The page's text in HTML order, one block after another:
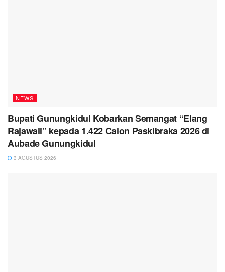
NEWS
Bupati Gunungkidul Kobarkan Semangat “Elang
Rajawali” kepada 1.422 Calon Paskibraka 2026 di
Aubade Gunungkidul
3 AGUSTUS 2026